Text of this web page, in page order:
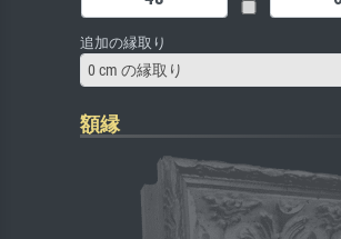
追加の縁取り
0 cm の縁取り
額縁